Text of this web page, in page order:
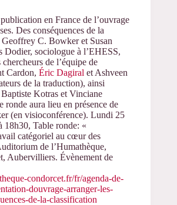
en France de l’ouvrage
Des conséquences de la
C. Bowker et Susan
Dodier, sociologue à l’EHESS,
de l’équipe de
Cardon, Éric Dagiral et Ashveen
de la traduction), ainsi
Kotras et Vinciane
ronde aura lieu en présence de
(en visioconférence). Lundi 25
18h30, Table ronde: «
catégoriel au cœur des
de l’Humathèque,
Aubervilliers. Évènement de
condorcet.fr/fr/agenda-de-
douvrage-arranger-les-
de-la-classification